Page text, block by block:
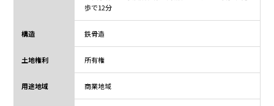
歩で12分
構造 鉄骨造
土地権利 所有権
用途地域 商業地域